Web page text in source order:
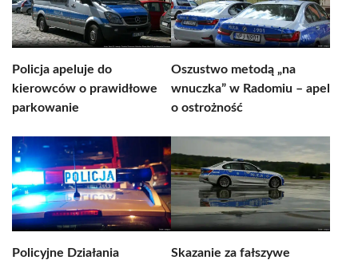
Policja apeluje do
kierowców o prawidłowe
parkowanie
Oszustwo metodą „na
wnuczka” w Radomiu – apel
o ostrożność
Policyjne Działania
Skazanie za fałszywe